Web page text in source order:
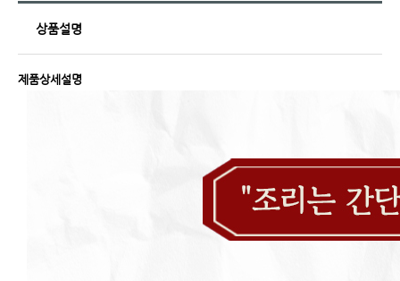
상품설명
제품상세설명